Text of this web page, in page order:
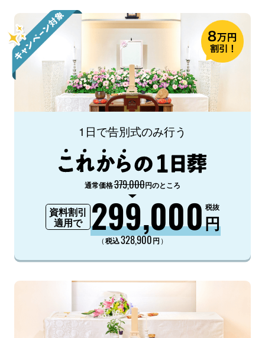
1日で告別式のみ行う
通常価格379,000円のところ
資料割引
適用で
299,000円
税抜
（税込328,900円 ）